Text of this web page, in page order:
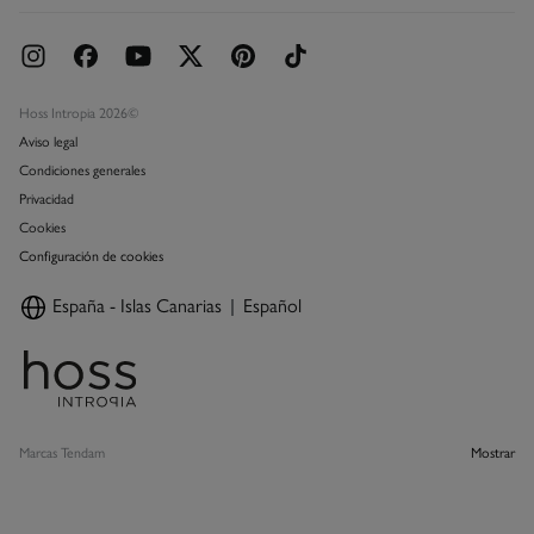
Hoss Intropia 2026©
Aviso legal
Condiciones generales
Privacidad
Cookies
Configuración de cookies
España - Islas Canarias Español
Marcas Tendam Mostrar